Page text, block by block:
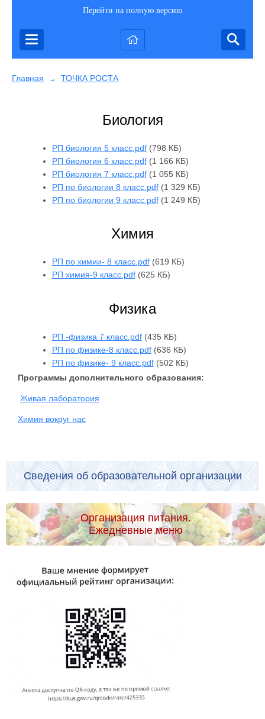
Перейти на полную версию
Главная → ТОЧКА РОСТА
Биология
РП биология 5 класс.pdf(798 КБ)
РП биология 6 класс.pdf(1 166 КБ)
РП биология 7 класс.pdf(1 055 КБ)
РП по биологии 8 класс.pdf(1 329 КБ)
РП по биологии 9 класс.pdf(1 249 КБ)
Химия
РП по химии- 8 класс.pdf(619 КБ)
РП химия-9 класс.pdf(625 КБ)
Физика
РП -физика 7 класс.pdf(435 КБ)
РП по физике-8 класс.pdf(636 КБ)
РП по физике- 9 класс.pdf(502 КБ)
Программы дополнительного образования:
Живая лаборатория
Химия вокруг нас
Сведения об образовательной организации
Организация питания.
Ежедневные меню